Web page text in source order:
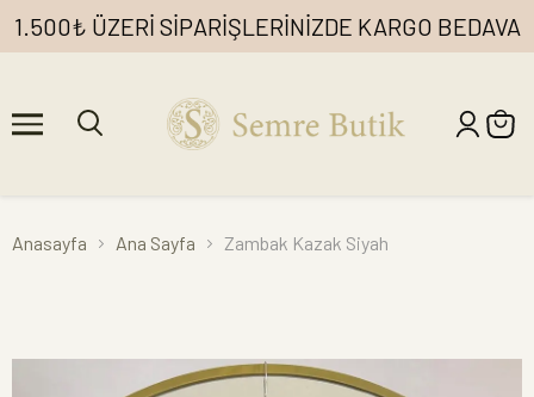
1.500₺ ÜZERİ SİPARİŞLERİNİZDE KARGO BEDAVA
Anasayfa Ana Sayfa Zambak Kazak Siyah